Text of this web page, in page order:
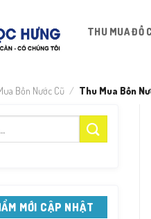
THU MUA ĐỒ
Bồn Nước Cũ / Thu Mua Bồn
MỚI CẬP NHẬT